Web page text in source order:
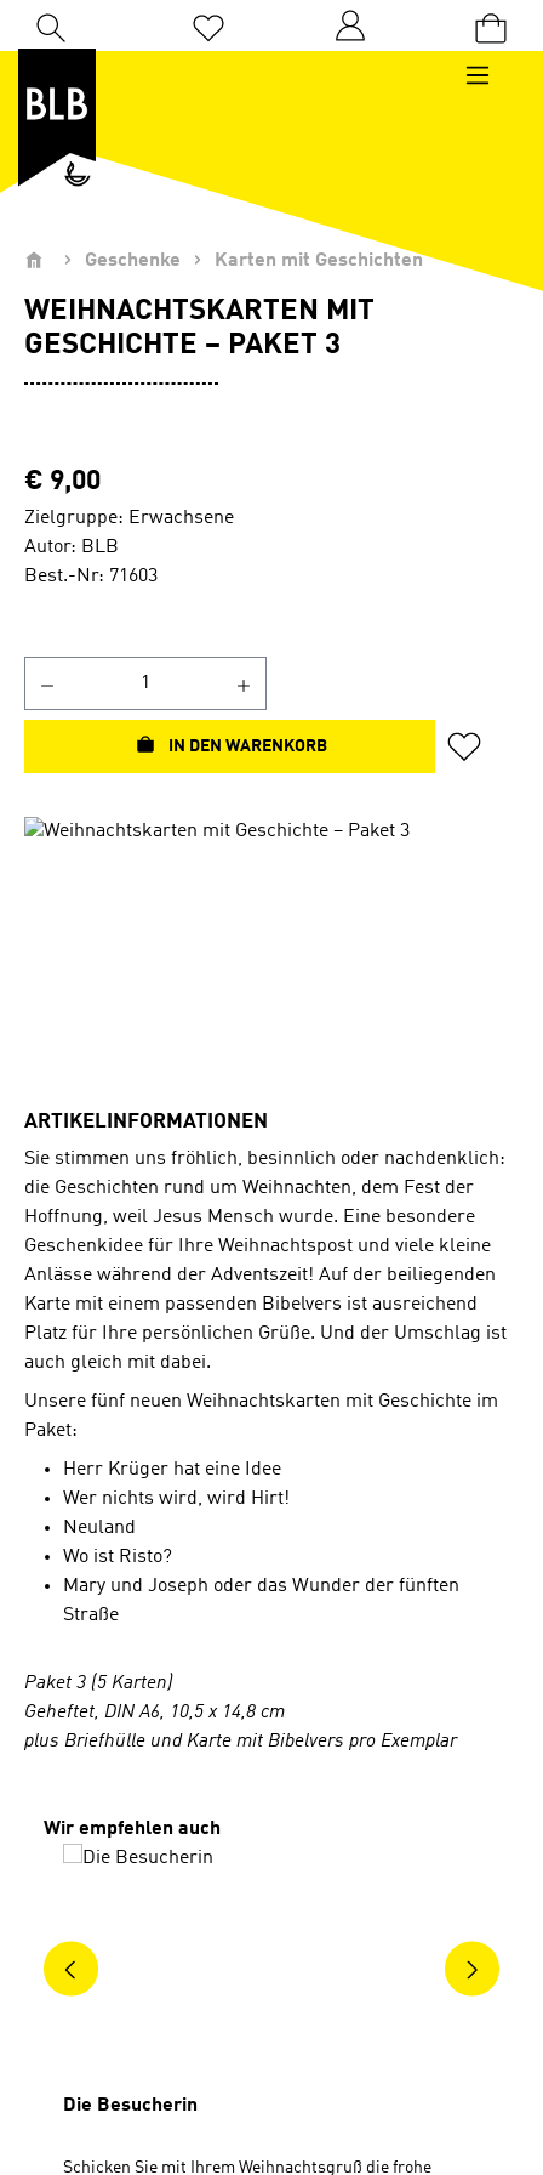
Zum Hauptinhalt springen
Du hast 0 Produkte auf dem Merkzettel
Geschenke Karten mit Geschichten
WEIHNACHTSKARTEN MIT
GESCHICHTE – PAKET 3
€ 9,00
Zielgruppe: Erwachsene
Autor: BLB
Best.-Nr: 71603
IN DEN WARENKORB
Bildergalerie überspringen
ARTIKELINFORMATIONEN
Sie stimmen uns fröhlich, besinnlich oder nachdenklich:
die Geschichten rund um Weihnachten, dem Fest der
Hoffnung, weil Jesus Mensch wurde. Eine besondere
Geschenkidee für Ihre Weihnachtspost und viele kleine
Anlässe während der Adventszeit! Auf der beiliegenden
Karte mit einem passenden Bibelvers ist ausreichend
Platz für Ihre persönlichen Grüße. Und der Umschlag ist
auch gleich mit dabei.
Unsere fünf neuen Weihnachtskarten mit Geschichte im
Paket:
Herr Krüger hat eine Idee
Wer nichts wird, wird Hirt!
Neuland
Wo ist Risto?
Mary und Joseph oder das Wunder der fünften
Straße
Paket 3 (5 Karten)
Geheftet, DIN A6, 10,5 x 14,8 cm
plus Briefhülle und Karte mit Bibelvers pro Exemplar
Produktgalerie überspringen
Wir empfehlen auch
Die Besucherin
Schicken Sie mit Ihrem Weihnachtsgruß die frohe